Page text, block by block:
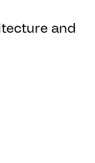
and